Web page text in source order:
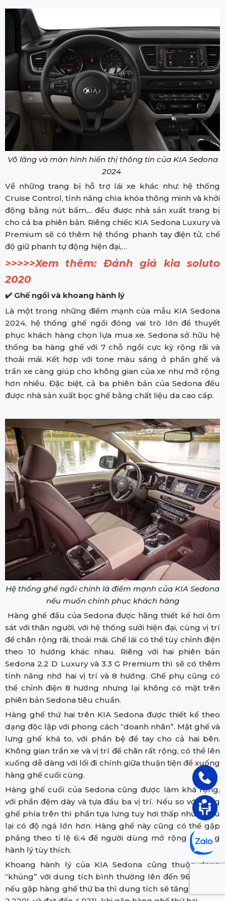
Vô lăng và màn hình hiển thị thông tin của KIA Sedona
2024
Về những trang bị hỗ trợ lái xe khác như: hệ thống
Cruise Control, tính năng chìa khóa thông minh và khởi
động bằng nút bấm,... đều được nhà sản xuất trang bị
cho cả ba phiên bản. Riêng chiếc KIA Sedona Luxury và
Premium sẽ có thêm hệ thống phanh tay điện tử, chế
độ giữ phanh tự động hiện đại,…
>>>>>Xem thêm: Đánh giá kia soluto
2020
✔️ Ghế ngồi và khoang hành lý
Là một trong những điểm mạnh của mẫu KIA Sedona
2024, hệ thống ghế ngồi đóng vai trò lớn để thuyết
phục khách hàng chọn lựa mua xe. Sedona sở hữu hệ
thống ba hàng ghế với 7 chỗ ngồi cực kỳ rộng rãi và
thoải mái. Kết hợp với tone màu sáng ở phần ghế và
trần xe càng giúp cho không gian của xe như mở rộng
hơn nhiều. Đặc biệt, cả ba phiên bản của Sedona đều
được nhà sản xuất bọc ghế bằng chất liệu da cao cấp.
Hệ thống ghế ngồi chính là điểm mạnh của KIA Sedona
nếu muốn chinh phục khách hàng
Hàng ghế đầu của Sedona được hãng thiết kế hơi ôm
sát với thân người, với hệ thống sưởi hiện đại, cùng vị trí
để chân rộng rãi, thoải mái. Ghế lái có thể tùy chỉnh điện
theo 10 hướng khác nhau. Riêng với hai phiên bản
Sedona 2.2 D Luxury và 3.3 G Premium thì sẽ có thêm
tính năng nhớ hai vị trí và 8 hướng. Ghế phụ cũng có
thể chỉnh điện 8 hướng nhưng lại không có mặt trên
phiên bản Sedona tiêu chuẩn.
Hàng ghế thứ hai trên KIA Sedona được thiết kế theo
dạng độc lập với phong cách “doanh nhân”. Mặt ghế và
lưng ghế khá to, với phần bệ để tay cho cả hai bên.
Không gian trần xe và vị trí để chân rất rộng, có thể lên
xuống dễ dàng với lối đi chính giữa thuận tiện để xuống
hàng ghế cuối cùng.
Hàng ghế cuối của Sedona cũng được làm khá rộng,
với phần đệm dày và tựa đầu ba vị trí. Nếu so với hàng
ghế phía trên thì phần tựa lưng tuy hơi thấp nhưng bù
lại có độ ngả lớn hơn. Hàng ghế này cũng có thể gập
phẳng theo tỉ lệ 6:4 để người dùng mở rộng khoang
hành lý tùy thích.
Khoang hành lý của KIA Sedona cũng thuộc dạng
“khủng” với dung tích bình thường lên đến 960L. Còn
nếu gập hàng ghế thứ ba thì dung tích sẽ tăng lên đến